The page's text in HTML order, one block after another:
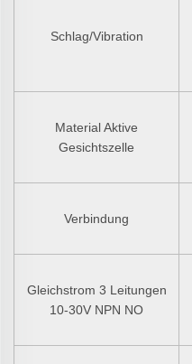
Schlag/Vibration
Material Aktive
Gesichtszelle
Verbindung
Gleichstrom 3 Leitungen
10-30V NPN NO